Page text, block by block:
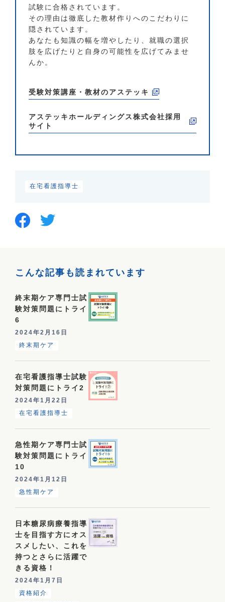
試験に合格されています。
その理由は徹底した教材作りへのこだわりに
隠されています。
あなたも知識の幅を増やしたり、就職の選択
肢を広げたりと自身の可能性を広げてみませ
んか。
受験対策講座・教材のアステッキ
アステッキホールディングス株式会社採用
サイト
在宅看護指導士
こんな記事も読まれています
終末期ケア専門士試
験対策問題にトライ
6
2024年2月16日
終末期ケア
在宅看護指導士試験
対策問題にトライ2
2024年1月22日
在宅看護指導士
急性期ケア専門士試
験対策問題にトライ
10
2024年1月12日
急性期ケア
日本糖尿病療養指導
士を目指す方にオス
スメしたい、これを
持つとさらに活躍で
きる資格！
2024年1月7日
資格紹介